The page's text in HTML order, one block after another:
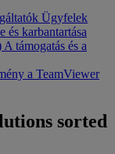
Ügyfelek
és karbantartása
A támogatás és a
a TeamViewer
sorted